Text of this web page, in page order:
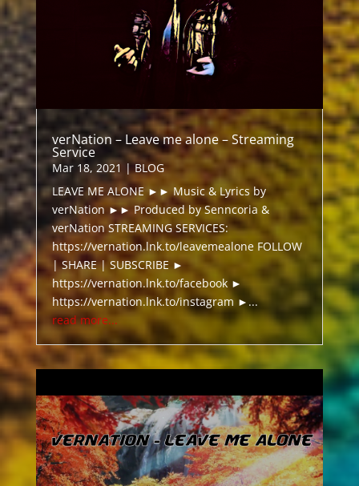
verNation – Leave me alone – Streaming
Service
Mar 18, 2021 |BLOG
LEAVE ME ALONE ►► Music & Lyrics by
verNation ►► Produced by Senncoria &
verNation STREAMING SERVICES:
https://vernation.lnk.to/leavemealone FOLLOW
| SHARE | SUBSCRIBE ►
https://vernation.lnk.to/facebook ►
https://vernation.lnk.to/instagram ►...
read more...